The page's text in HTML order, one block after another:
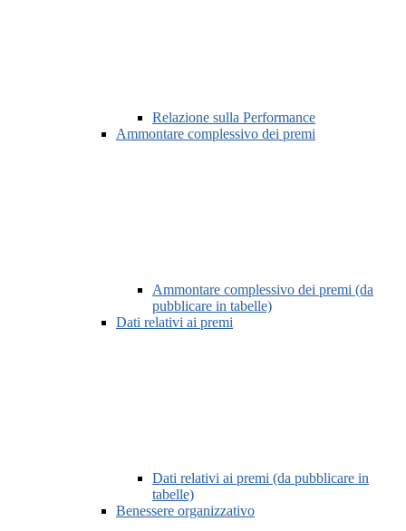
Relazione sulla Performance
Ammontare complessivo dei premi
Ammontare complessivo dei premi (da
pubblicare in tabelle)
Dati relativi ai premi
Dati relativi ai premi (da pubblicare in
tabelle)
Benessere organizzativo